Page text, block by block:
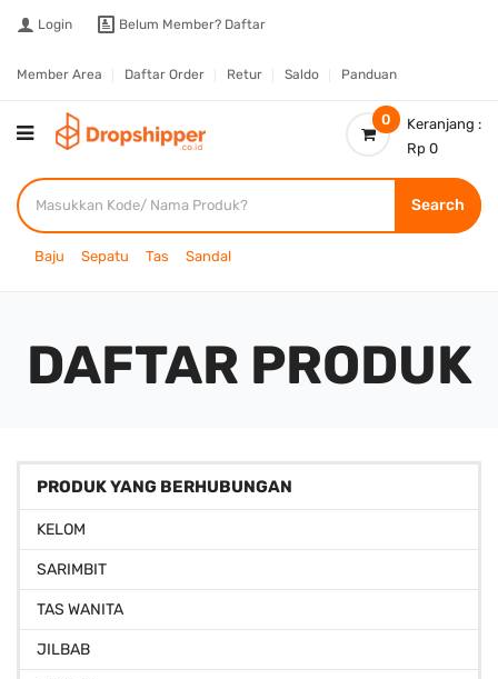
Login Belum Member? Daftar
Member Area Daftar Order Retur Saldo Panduan
0
Keranjang :
Rp 0
Search
Baju Sepatu Tas Sandal
DAFTAR PRODUK
PRODUK YANG BERHUBUNGAN
KELOM
SARIMBIT
TAS WANITA
JILBAB